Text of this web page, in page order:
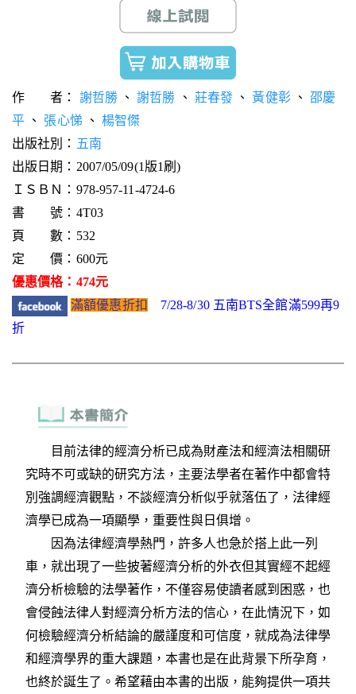
作 者： 謝哲勝、謝哲勝 、 莊春發 、 黃健彰、邵慶
平 、 張心悌 、楊智傑
出版社別： 五南
出版日期：2007/05/09(1版1刷)
ＩＳＢＮ：978-957-11-4724-6
書 號：4T03
頁 數：532
定 價：600元
優惠價格：474元
滿額優惠折扣
7/28-8/30 五南BTS全館滿599再9
折